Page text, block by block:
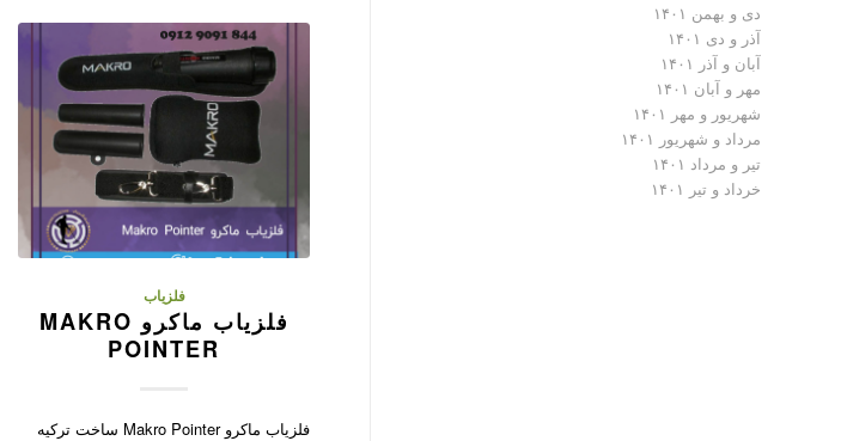
فلزیاب
فلزیاب ماکرو MAKRO
POINTER
فلزیاب ماکرو Makro Pointer ساخت ترکیه
دی و بهمن ۱۴۰۱
آذر و دی ۱۴۰۱
آبان و آذر ۱۴۰۱
مهر و آبان ۱۴۰۱
شهریور و مهر ۱۴۰۱
مرداد و شهریور ۱۴۰۱
تیر و مرداد ۱۴۰۱
خرداد و تیر ۱۴۰۱